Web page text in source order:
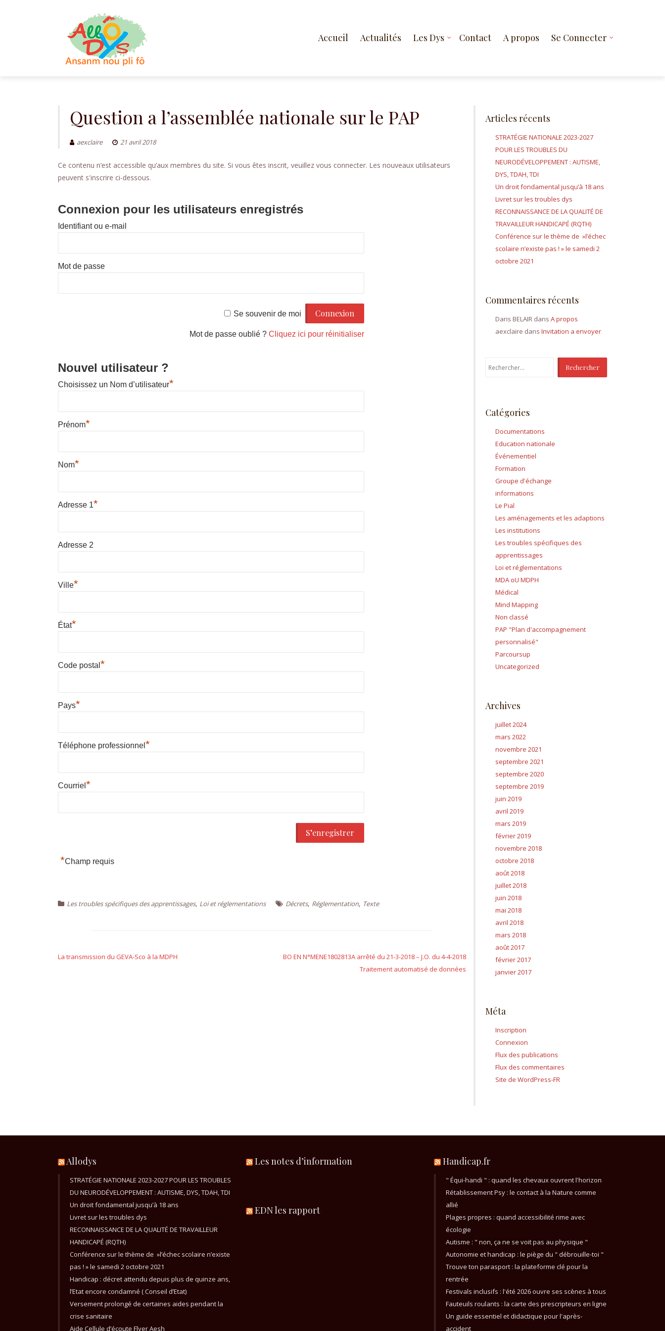
Accueil Actualités Les Dys Contact A propos Se Connecter
Question a l’assemblée nationale sur le PAP
aexclaire 21 avril 2018
Ce contenu n’est accessible qu’aux membres du site. Si vous êtes inscrit, veuillez vous connecter. Les nouveaux utilisateurs
peuvent s'inscrire ci-dessous.
Connexion pour les utilisateurs enregistrés
Identifiant ou e-mail
Mot de passe
Se souvenir de moi
Mot de passe oublié ? Cliquez ici pour réinitialiser
Nouvel utilisateur ?
Choisissez un Nom d’utilisateur*
Prénom*
Nom*
Adresse 1*
Adresse 2
Ville*
État*
Code postal *
Pays*
Téléphone professionnel *
Courriel *
*Champ requis
Les troubles spécifiques des apprentissages, Loi et réglementations Décrets, Réglementation, Texte
de
La transmission du GEVA-Sco à la MDPH
BO EN N°MENE1802813A arrêté du 21-3-2018 – J.O. du 4-4-2018
Traitement automatisé de données
Articles récents
STRATÉGIE NATIONALE 2023-2027
POUR LES TROUBLES DU
NEURODÉVELOPPEMENT : AUTISME,
DYS, TDAH, TDI
Un droit fondamental jusqu’à 18 ans
Livret sur les troubles dys
RECONNAISSANCE DE LA QUALITÉ DE
TRAVAILLEUR HANDICAPÉ (RQTH)
Conférence sur le thème de »l’échec
scolaire n’existe pas ! » le samedi 2
octobre 2021
Commentaires récents
Daris BELAIR dans A propos
aexclaire dans Invitation a envoyer
Rechercher :
Catégories
Documentations
Education nationale
Événementiel
Formation
Groupe d'échange
informations
Le Pial
Les aménagements et les adaptions
Les institutions
Les troubles spécifiques des
apprentissages
Loi et réglementations
MDA oU MDPH
Médical
Mind Mapping
Non classé
PAP "Plan d'accompagnement
personnalisé"
Parcoursup
Uncategorized
Archives
juillet 2024
mars 2022
novembre 2021
septembre 2021
septembre 2020
septembre 2019
juin 2019
avril 2019
mars 2019
février 2019
novembre 2018
octobre 2018
août 2018
juillet 2018
juin 2018
mai 2018
avril 2018
mars 2018
août 2017
février 2017
janvier 2017
Méta
Inscription
Connexion
Flux des publications
Flux des commentaires
Site de WordPress-FR
Allodys
STRATÉGIE NATIONALE 2023-2027 POUR LES TROUBLES
DU NEURODÉVELOPPEMENT : AUTISME, DYS, TDAH, TDI
Un droit fondamental jusqu’à 18 ans
Livret sur les troubles dys
RECONNAISSANCE DE LA QUALITÉ DE TRAVAILLEUR
HANDICAPÉ (RQTH)
Conférence sur le thème de »l’échec scolaire n’existe
pas ! » le samedi 2 octobre 2021
Handicap : décret attendu depuis plus de quinze ans,
l’Etat encore condamné ( Conseil d’Etat)
Versement prolongé de certaines aides pendant la
crise sanitaire
Aide Cellule d’écoute Flyer Aesh
Les notes d’information
EDN les rapport
Handicap.fr
" Équi-handi " : quand les chevaux ouvrent l'horizon
Rétablissement Psy : le contact à la Nature comme
allié
Plages propres : quand accessibilité rime avec
écologie
Autisme : " non, ça ne se voit pas au physique "
Autonomie et handicap : le piège du " débrouille-toi "
Trouve ton parasport : la plateforme clé pour la
rentrée
Festivals inclusifs : l'été 2026 ouvre ses scènes à tous
Fauteuils roulants : la carte des prescripteurs en ligne
Un guide essentiel et didactique pour l'après-
accident